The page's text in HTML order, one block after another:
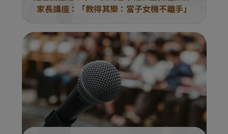
家長講座：「教得其樂：當子女機不離手」